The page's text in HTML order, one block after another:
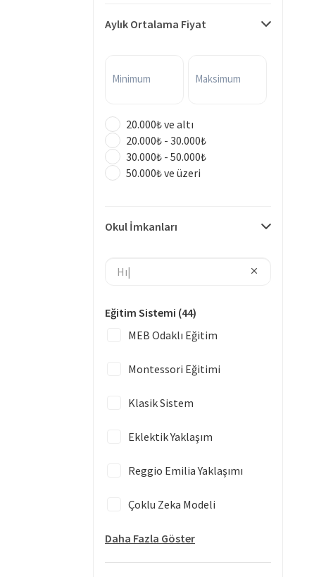
Aylık Ortalama Fiyat
Minimum Maksimum
20.000₺ ve altı
20.000₺ - 30.000₺
30.000₺ - 50.000₺
50.000₺ ve üzeri
Okul İmkanları
Eğitim Sistemi (44)
MEB Odaklı Eğitim
Montessori Eğitimi
Klasik Sistem
Eklektik Yaklaşım
Reggio Emilia Yaklaşımı
Çoklu Zeka Modeli
Daha Fazla Göster